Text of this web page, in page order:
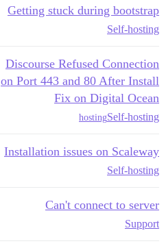
Getting stuck during bootstrap
Self-hosting
Discourse Refused Connection
on Port 443 and 80 After Install
Fix on Digital Ocean
Self-hosting
hosting
Installation issues on Scaleway
Self-hosting
Can't connect to server
Support